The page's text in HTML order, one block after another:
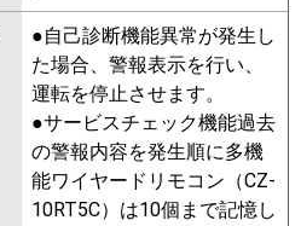
●自己診断機能異常が発生し
た場合、警報表示を行い、
運転を停止させます。
●サービスチェック機能過去
の警報内容を発生順に多機
能ワイヤードリモコン（CZ-
10RT5C）は10個まで記憶し